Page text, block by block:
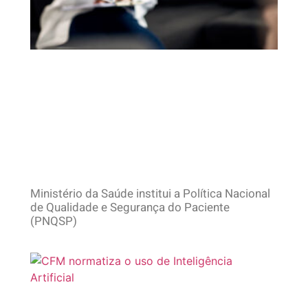
Ministério da Saúde institui a Política Nacional
de Qualidade e Segurança do Paciente
(PNQSP)